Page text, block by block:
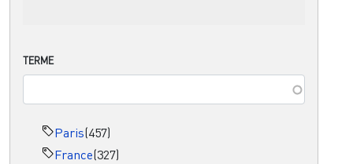
TERME
Paris(457)
France(327)